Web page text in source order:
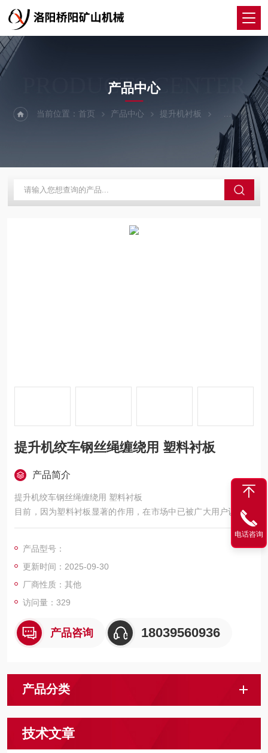
PRODUCTS CENTER
产品中心
当前位置：首页 产品中心 提升机衬板 塑料衬板
提升机绞车钢丝绳缠绕用 塑料衬板
产品简介
提升机绞车钢丝绳缠绕用 塑料衬板
目前，因为塑料衬板显著的作用，在市场中已被广大用户认可，
并被大部分提升机生产厂家和各类矿山广泛采用。塑料衬板的使
用周期较长，拥有较广泛的应用范围，绳槽表面较光滑，延长了
钢丝绳的使用周期。
产品型号：
更新时间：2025-09-30
厂商性质：其他
访问量：329
产品咨询 18039560936
产品分类
技术文章
电话咨询